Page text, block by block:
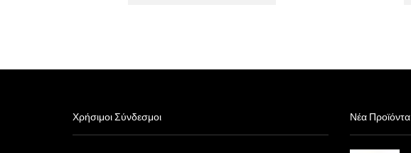
Χρήσιμοι Σύνδεσμοι Νέα Προϊόντα